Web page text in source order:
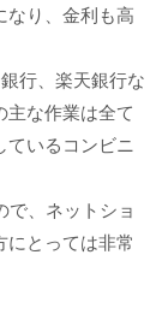
なり、金利も高
行、楽天銀行な
主な作業は全て
ているコンビニ
、ネットショ
にとっては非常